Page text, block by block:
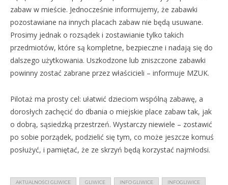
zabaw w mieście. Jednocześnie informujemy, że zabawki
pozostawiane na innych placach zabaw nie będą usuwane.
Prosimy jednak o rozsądek i zostawianie tylko takich
przedmiotów, które są kompletne, bezpieczne i nadają się do
dalszego użytkowania. Uszkodzone lub zniszczone zabawki
powinny zostać zabrane przez właścicieli – informuje MZUK.
Pilotaż ma prosty cel: ułatwić dzieciom wspólną zabawę, a
dorosłych zachęcić do dbania o miejskie place zabaw tak, jak
o dobrą, sąsiedzką przestrzeń. Wystarczy niewiele – zostawić
po sobie porządek, podzielić się tym, co może jeszcze komuś
posłużyć, i pamiętać, że ze skrzyń będą korzystać najmłodsi.
AKTUALNOŚCI GLIWICE GLIWICE INFO GLIWICE INFOGLIWICE